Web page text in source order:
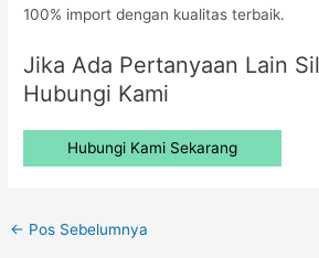
100% import dengan kualitas terbaik.
Jika Ada Pertanyaan Lain
Hubungi Kami
Hubungi Kami Sekarang
← Pos Sebelumnya